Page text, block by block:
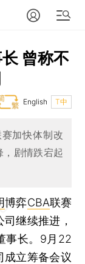
曾称不
T中
English
加快体制改
剧情跌宕起
博弈CBA联赛
继续推进，
事长。9月22
成立筹备会议